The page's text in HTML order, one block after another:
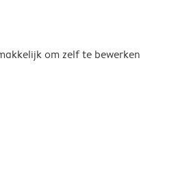
om zelf te bewerken
pagination